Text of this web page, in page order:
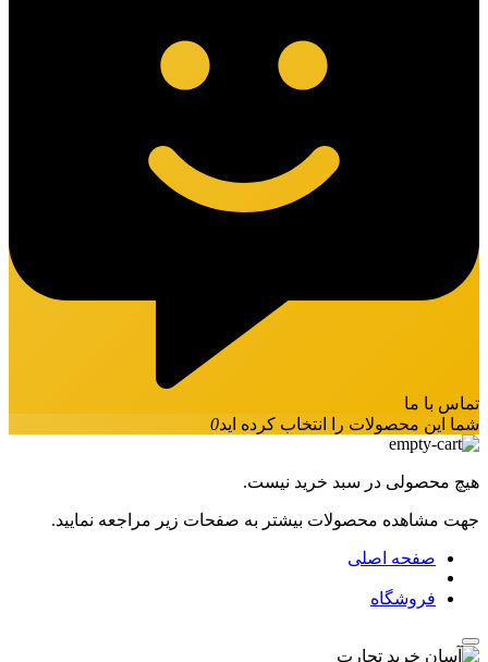
تماس با ما
شما این محصولات را انتخاب کرده اید0
هیچ محصولی در سبد خرید نیست.
جهت مشاهده محصولات بیشتر به صفحات زیر مراجعه نمایید.
صفحه اصلی
فروشگاه